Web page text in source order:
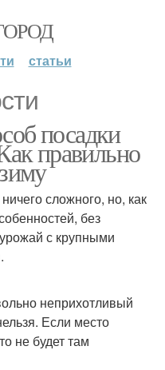
статьи
посадки
правильно
сложного, но, как
без
с крупными
неприхотливый
Если место
не будет там